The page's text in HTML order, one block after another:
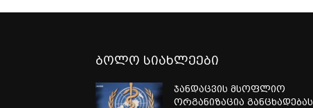
ბოლო სიახლეები
ჯანდაცვის მსოფლიო
ორგანიზაცია განცხადებას